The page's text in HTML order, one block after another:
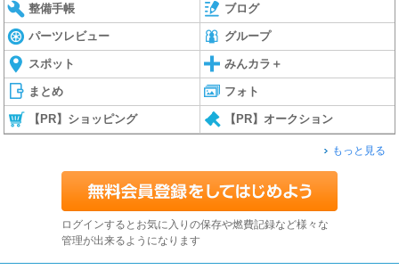
整備手帳 ブログ
パーツレビュー グループ
スポット みんカラ＋
まとめ フォト
【PR】ショッピング 【PR】オークション
もっと見る
ログインするとお気に入りの保存や燃費記録など様々な
管理が出来るようになります